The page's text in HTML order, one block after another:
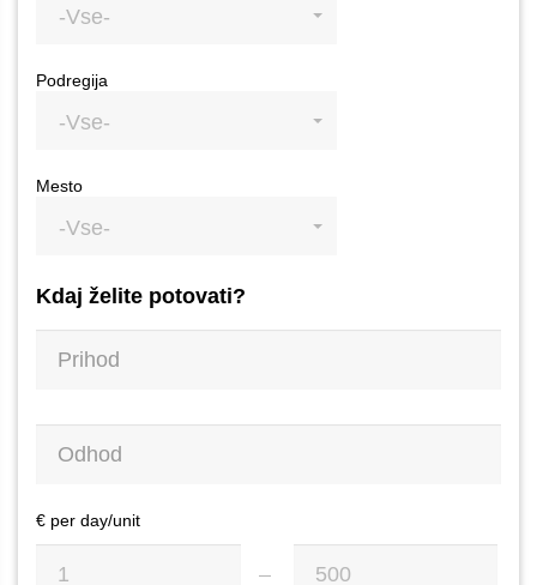
-Vse-
Podregija
-Vse-
Mesto
-Vse-
Kdaj želite potovati?
€ per day/unit